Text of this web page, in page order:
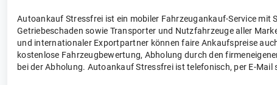
Autoankauf Stressfrei ist ein mobiler Fahrzeugankauf-Service
Getriebeschaden sowie Transporter und Nutzfahrzeuge aller
und internationaler Exportpartner können faire Ankaufspreise
kostenlose Fahrzeugbewertung, Abholung durch den
bei der Abholung. Autoankauf Stressfrei ist telefonisch, per E-